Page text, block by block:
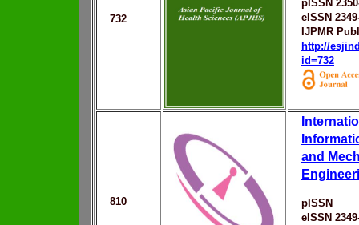
732
pISSN
eISSN
IJPMR
http://
id=732
810
and
pISSN
eISSN